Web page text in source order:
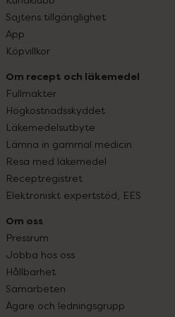
Sajtens tillgänglighet
App
Köpvillkor
Om recept och läkemedel
Fullmakter
Högkostnadsskyddet
Läkemedelsutbyte
Lämna in gammal medicin
Resa med läkemedel
Receptregistret
Elektroniskt expertstöd, EES
Om oss
Pressrum
Jobba hos oss
Hållbarhet
Samarbeten
Ägare och ledningsgrupp